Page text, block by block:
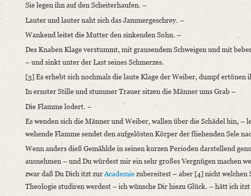
Format: 11,1 x 9,2 cm
Language
German
Sie legen ihn auf den Scheiterhaufen. –
Lauter und lauter naht sich das Jammergeschrey. –
Wankend leitet die Mutter den sinkenden Sohn. –
Des Knaben Klage verstummt, mit grausendem Schweigen und mit
– und sinkt unter der Last seines Schmerzes.
[3] Es erhebt sich nochmals die laute Klage der Weiber, dumpf
In ernster Stille und stummer Trauer sitzen die Männer ums Grab –
Die Flamme lodert. –
Es wenden sich die Männer und Weiber, wallen über die Schädel hin,
wehende Flamme sendet den aufgelösten Körper der fliehenden Sele
Wenn anders dieß Gemählde in seinen kurzen Perioden darstellend
ausnehmen – und Du würdest mir ein sehr großes Vergnügen machen
zwar daß Du Dich itzt zurAcademiezubereitest – aber [4] nicht welchen
Theologie studiren werdest – ich wünsche Dir hiezu Glück. – hätt ich